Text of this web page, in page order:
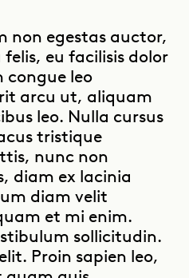
non egestas auctor,
eu facilisis dolor
congue leo
arcu ut, aliquam
leo. Nulla cursus
tristique
nunc non
diam ex lacinia
diam velit
et mi enim.
sollicitudin.
Proin sapien leo,